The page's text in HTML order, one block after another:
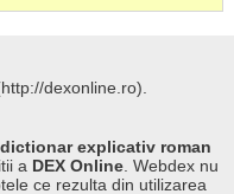
dexonline.ro).
dictionar explicativ roman
a DEX Online . Webdex nu
ce rezulta din utilizarea